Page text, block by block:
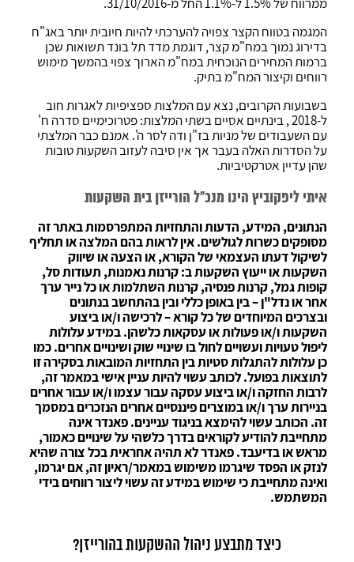
המגמה בטווח הקצר צפויה להערכתי להיות חיובית יותר באג"ח
בדירוג נמוך במח"מ קצר, דוגמת מדד תל בונד תשואות שכן
ברמות המחירים הנוכחית במח"מ הארוך צפוי בהמשך מימוש
רווחים וקיצור המח"מ בתיק.
בשבועות הקרובים, נצא עם המלצות ספציפיות לאגרות חוב
ל-2018 , בינתיים אסיים בשתי המלצות: פטרוכימיים סדרה ח'
עם השעבודים של מניות בז"ן ודה לסר ה'. אמנם כבר המלצתי
על הסדרות האלה בעבר אך אין סיבה לעזוב השקעות טובות
שהן עדיין אטרקטיביות.
איתי ליפקוביץ הינו מנכ"ל הורייזן בית השקעות
הנתונים, המידע, הדעות והתחזיות המתפרסמות באתר זה
מסופקים כשרות לגולשים. אין לראות בהם המלצה או תחליף
לשיקול דעתו העצמאי של הקורא, או הצעה או שיווק
השקעות או ייעוץ השקעות ב: קרנות נאמנות, תעודות סל,
קופות גמל, קרנות פנסיה, קרנות השתלמות או כל נייר ערך
אחר או נדל"ן – בין באופן כללי ובין בהתחשב בנתונים
ובצרכים המיוחדים של כל קורא – לרכישה ו/או ביצוע
השקעות ו/או פעולות או עסקאות כלשהן. במידע עלולות
ליפול טעויות ועשויים לחול בו שינויי שוק ושינויים אחרים. כמו
כן עלולות להתגלות סטיות בין התחזיות המובאות בסקירה זו
לתוצאות בפועל. לכותב עשוי להיות עניין אישי במאמר זה,
לרבות החזקה ו/או ביצוע עסקה עבור עצמו ו/או עבור אחרים
בניירות ערך ו/או במוצרים פיננסיים אחרים הנזכרים במסמך
זה. הכותב עשוי להימצא בניגוד עניינים. פאנדר אינה
מתחייבת להודיע לקוראים בדרך כלשהי על שינויים כאמור,
מראש או בדיעבד. פאנדר לא תהיה אחראית בכל צורה שהיא
לנזק או הפסד שיגרמו משימוש במאמר/ראיון זה, אם יגרמו,
ואינה מתחייבת כי שימוש במידע זה עשוי ליצור רווחים בידי
המשתמש.
כיצד מתבצע ניהול ההשקעות בהורייזן?